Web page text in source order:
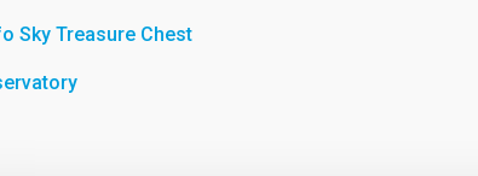
Sky Treasure Chest